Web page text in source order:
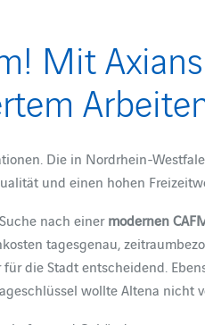
Mit
Die in Nordrhein-
und einen hohen
nach einermodernen
tagesgenau,
die Stadt entscheidend.
wollte Altena nicht